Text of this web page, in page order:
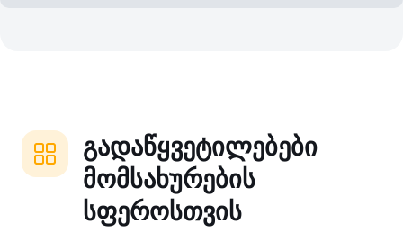
გადაწყვეტილებები
მომსახურების
სფეროსთვის